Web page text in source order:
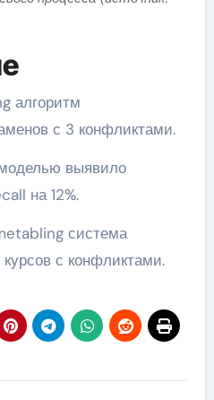
алгоритм
с 3 конфликтами.
выявило
на 12%.
система
с конфликтами.